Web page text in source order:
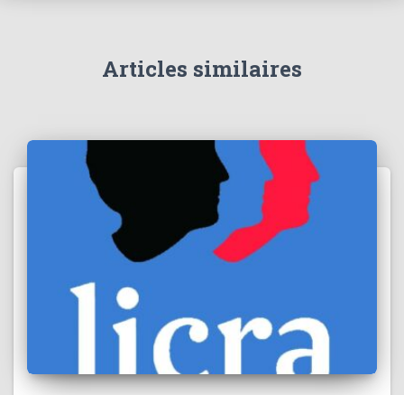
Articles similaires